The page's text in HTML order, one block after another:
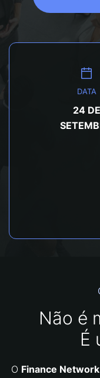
DATA
24 DE
Não é
É
O Finance